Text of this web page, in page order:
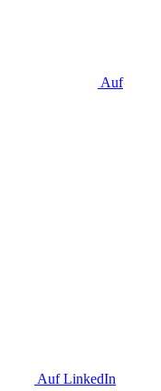
Auf
Auf LinkedIn